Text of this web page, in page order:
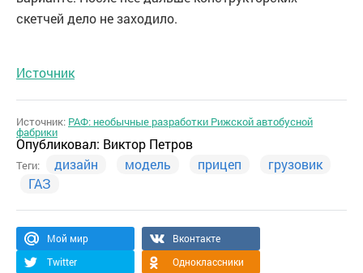
скетчей дело не заходило.
Источник
Источник: РАФ: необычные разработки Рижской автобусной
фабрики
Опубликовал: Виктор Петров
Теги: дизайн модель прицеп
грузовик
ГАЗ
Мой мир
Вконтакте
Twitter
Одноклассники